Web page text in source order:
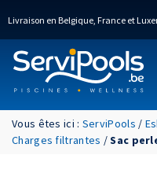
Livraison en Belgique, France et
Vous êtes ici : ServiPools /
Charges filtrantes /Sac